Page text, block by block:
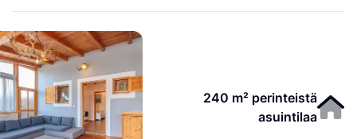
240 m² perinteistä
asuintilaa